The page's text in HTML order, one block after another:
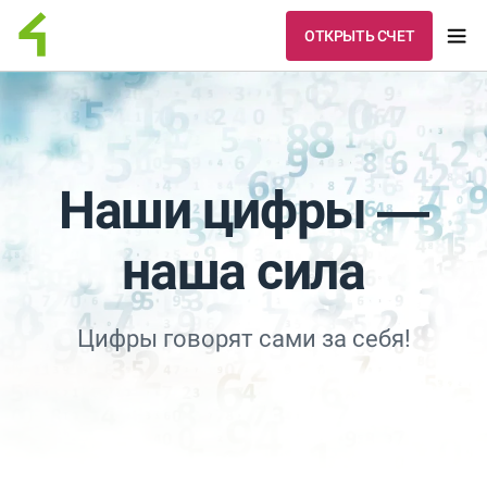
ОТКРЫТЬ СЧЕТ
Наши цифры —
наша сила
Цифры говорят сами за себя!